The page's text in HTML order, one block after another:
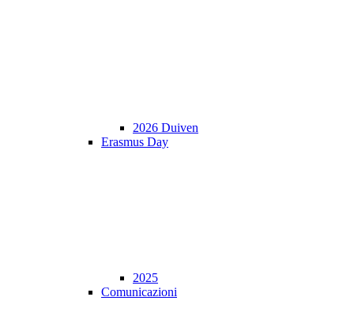
2026 Duiven
Erasmus Day
2025
Comunicazioni